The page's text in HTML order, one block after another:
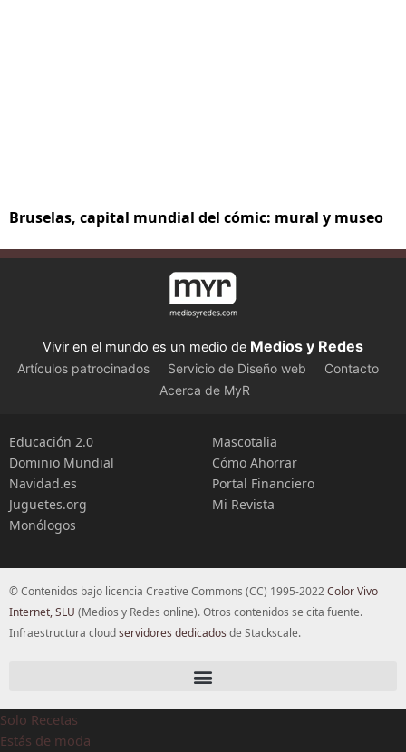
Bruselas, capital mundial del cómic: mural y museo
Vivir en el mundo es un medio de Medios y Redes
Artículos patrocinados Servicio de Diseño web
Contacto
Acerca de MyR
Educación 2.0
Dominio Mundial
Navidad.es
Juguetes.org
Monólogos
Mascotalia
Cómo Ahorrar
Portal Financiero
Mi Revista
© Contenidos bajo licencia Creative Commons (CC) 1995-2022Color Vivo
Internet, SLU (Medios y Redes online). Otros contenidos se cita fuente.
Infraestructura cloudservidores dedicados de Stackscale.
Solo Recetas
Estás de moda